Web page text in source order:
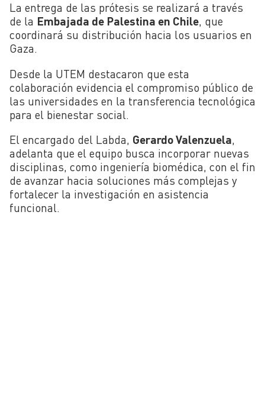
La entrega de las prótesis se realizará a través
de la Embajada de Palestina en Chile, que
coordinará su distribución hacia los usuarios en
Gaza.
Desde la UTEM destacaron que esta
colaboración evidencia el compromiso público de
las universidades en la transferencia tecnológica
para el bienestar social.
El encargado del Labda, Gerardo Valenzuela,
adelanta que el equipo busca incorporar nuevas
disciplinas, como ingeniería biomédica, con el fin
de avanzar hacia soluciones más complejas y
fortalecer la investigación en asistencia
funcional.